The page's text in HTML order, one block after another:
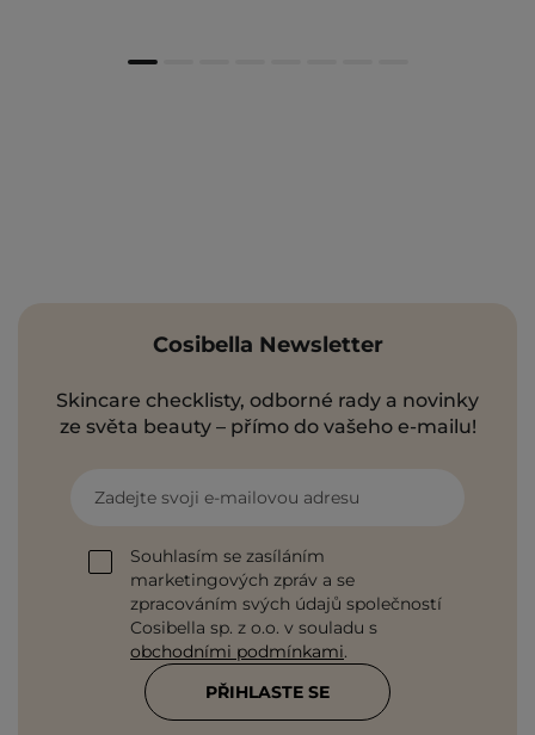
Cosibella Newsletter
Skincare checklisty, odborné rady a novinky
ze světa beauty – přímo do vašeho e-mailu!
Zadejte svoji e-mailovou adresu
Souhlasím se zasíláním
marketingových zpráv a se
zpracováním svých údajů společností
Cosibella sp. z o.o. v souladu s
obchodními podmínkami.
PŘIHLASTE SE